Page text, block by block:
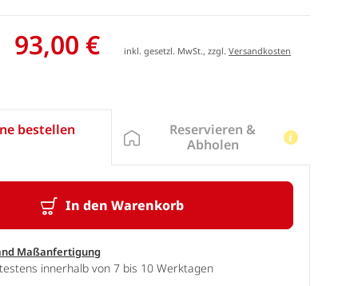
93,00 € inkl. gesetzl. MwSt., zzgl.Versandkosten
bestellen
In den Warenkorb
Maßanfertigung
innerhalb von 7 bis 10 Werktagen
Reservieren &
Abholen